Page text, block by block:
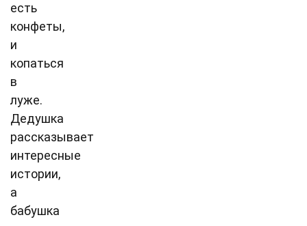
есть
конфеты,
и
копаться
в
луже.
Дедушка
рассказывает
интересные
истории,
а
бабушка